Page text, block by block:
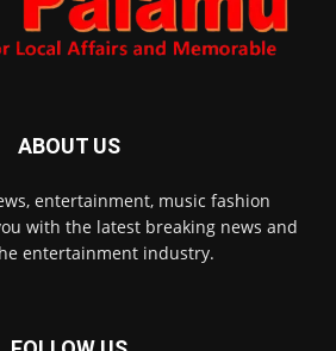
ABOUT US
entertainment, music fashion
with the latest breaking news and
entertainment industry.